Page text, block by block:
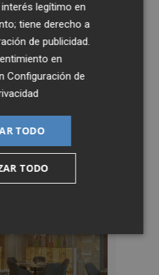
legítimo en
tiene derecho a
de publicidad.
en
Configuración de
TODO
TODO